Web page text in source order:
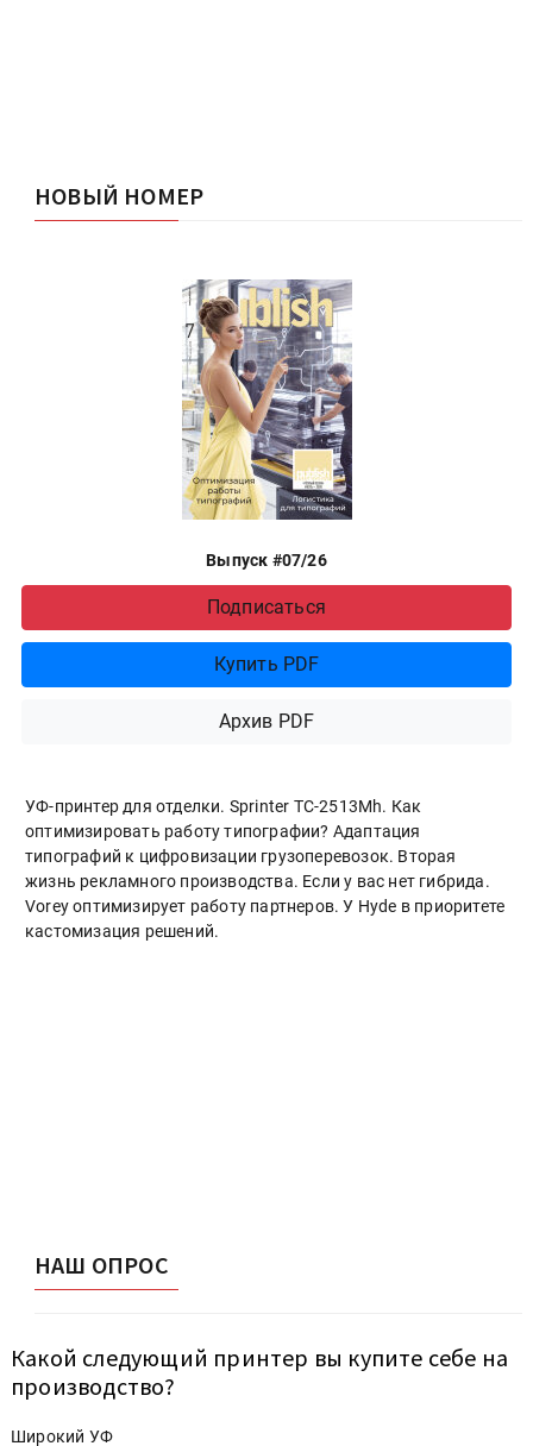
НОВЫЙ НОМЕР
Выпуск #07/26
Подписаться
Купить PDF
Архив PDF
УФ-принтер для отделки. Sprinter ТС-2513Mh. Как
оптимизировать работу типографии? Адаптация
типографий к цифровизации грузоперевозок. Вторая
жизнь рекламного производства. Если у вас нет гибрида.
Vorey оптимизирует работу партнеров. У Hyde в приоритете
кастомизация решений.
НАШ ОПРОС
Какой следующий принтер вы купите себе на
производство?
Широкий УФ